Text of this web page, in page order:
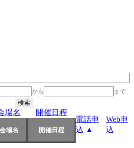
から まで
場名
開催日程
電話申
込 ▲
Web申
込